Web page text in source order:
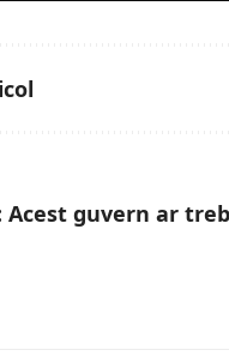
Acest guvern ar